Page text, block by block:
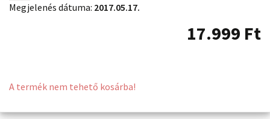
Megjelenés dátuma: 2017.05.17.
17.999 Ft
A termék nem tehető kosárba!